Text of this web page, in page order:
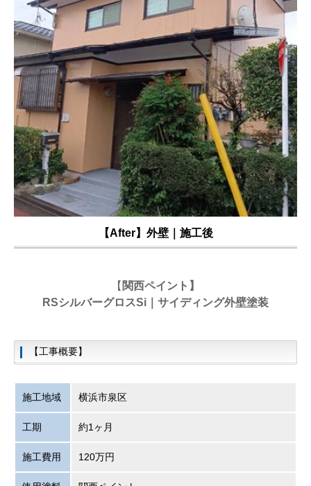
【After】外壁｜施工後
【 関西ペイント 】
RSシルバーグロスSi｜サイディング外壁塗装
【工事概要】
施工地域 横浜市泉区
工期 約1ヶ月
施工費用 120万円